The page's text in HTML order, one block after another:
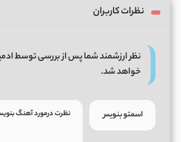
نظرات کاربران
نظر ارزشمند شما پس از بررسی توسط
خواهد شد.